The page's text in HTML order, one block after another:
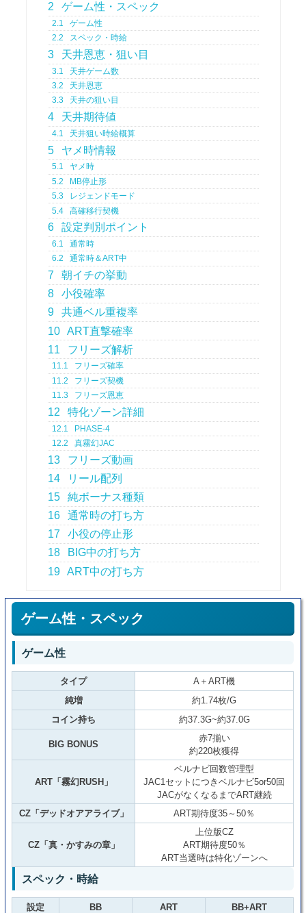
2 ゲーム性・スペック
2.1
ゲーム性
2.2
スペック・時給
3 天井恩恵・狙い目
3.1
天井ゲーム数
3.2
天井恩恵
3.3
天井の狙い目
4 天井期待値
4.1 天井狙い時給概算
5 ヤメ時情報
5.1
ヤメ時
5.2
MB停止形
5.3
レジェンドモード
5.4
高確移行契機
6 設定判別ポイント
6.1
通常時
6.2
通常時＆ART中
7
朝イチの挙動
8
小役確率
9
共通ベル重複率
10
ART直撃確率
11
フリーズ解析
11.1
フリーズ確率
11.2
フリーズ契機
11.3
フリーズ恩恵
12 特化ゾーン詳細
12.1
PHASE-4
12.2
真霧幻JAC
13
フリーズ動画
14
リール配列
15
純ボーナス種類
16
通常時の打ち方
17
小役の停止形
18
BIG中の打ち方
19
ART中の打ち方
ゲーム性・スペック
ゲーム性
タイプ
A＋ART機
純増
約1.74枚/G
コイン持ち
約37.3G~約37.0G
BIG BONUS
赤7揃い
約220枚獲得
ART「霧幻RUSH」
ベルナビ回数管理型
JAC1セットにつきベルナビ5or50回
JACがなくなるまでART継続
CZ「デッドオアアライブ」
ART期待度35～50％
CZ「真・かすみの章」
上位版CZ
ART期待度50％
ART当選時は特化ゾーンへ
スペック・時給
設定 BB ART BB+ART